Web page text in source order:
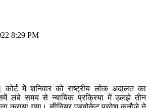
8:29 PM
कोर्ट में शनिवार को राष्ट्रीय लोक अदालत का
लंबे समय से न्यायिक प्रक्रिया में उलझे तीन